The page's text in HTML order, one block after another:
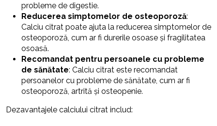
probleme de digestie.
Reducerea simptomelor de osteoporoză:
Calciu citrat poate ajuta la reducerea simptomelor de
osteoporoză, cum ar fi durerile osoase și fragilitatea
osoasă.
Recomandat pentru persoanele cu probleme
de sănătate: Calciu citrat este recomandat
persoanelor cu probleme de sănătate, cum ar fi
osteoporoză, artrită și osteopenie.
Dezavantajele calciului citrat includ: